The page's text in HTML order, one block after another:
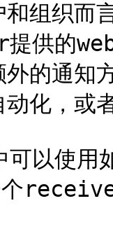
组织而
供的
外的通知
化，或
以使用